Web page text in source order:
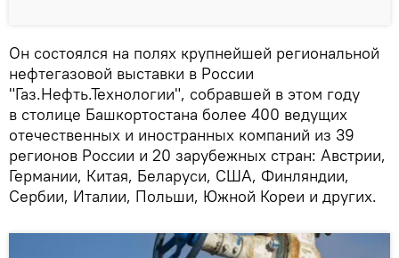
Он состоялся на полях крупнейшей региональной
нефтегазовой выставки в России
"Газ.Нефть.Технологии", собравшей в этом году
в столице Башкортостана более 400 ведущих
отечественных и иностранных компаний из 39
регионов России и 20 зарубежных стран: Австрии,
Германии, Китая, Беларуси, США, Финляндии,
Сербии, Италии, Польши, Южной Кореи и других.